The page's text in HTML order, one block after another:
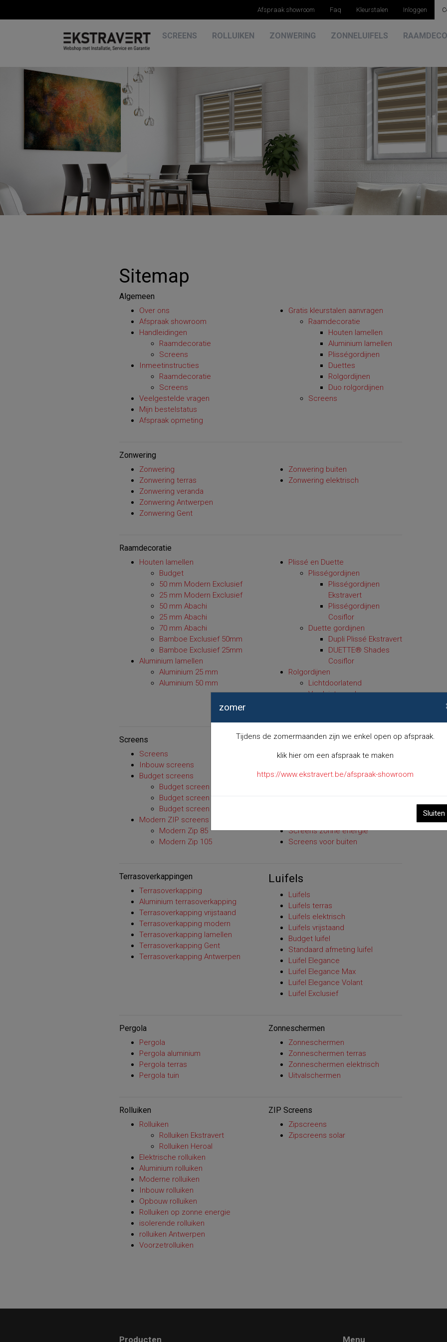
Afspraak showroom Faq Kleurstalen Inloggen
SCREENS ROLLUIKEN ZONWERING ZONNELUIFELS
Sitemap
Algemeen
Over ons
Afspraak showroom
Handleidingen
Raamdecoratie
Screens
Inmeetinstructies
Raamdecoratie
Screens
Veelgestelde vragen
Mijn bestelstatus
Afspraak opmeting
Gratis kleurstalen aanvragen
Raamdecoratie
Houten lamellen
Aluminium lamellen
Plisségordijnen
Duettes
Rolgordijnen
Duo rolgordijnen
Screens
Zonwering
Zonwering
Zonwering terras
Zonwering veranda
Zonwering Antwerpen
Zonwering Gent
Zonwering buiten
Zonwering elektrisch
Raamdecoratie
Houten lamellen
Budget
50 mm Modern Exclusief
25 mm Modern Exclusief
50 mm Abachi
25 mm Abachi
70 mm Abachi
Bamboe Exclusief 50mm
Bamboe Exclusief 25mm
Aluminium lamellen
Aluminium 25 mm
Aluminium 50 mm
Plissé en Duette
Plisségordijnen
Plisségordijnen
Ekstravert
Plisségordijnen
Cosiflor
Duette gordijnen
Dupli Plissé Ekstravert
DUETTE® Shades
Cosiflor
Rolgordijnen
Lichtdoorlatend
Verduisterend
Screens
Screens
Inbouw screens
Budget screens
Budget screen 95
Budget screen 105
Budget screen 125
Modern ZIP screens
Modern Zip 85
Modern Zip 105
Exclusief screens
Exclusief screen 130
Screens zonne energie
Screens voor buiten
Terrasoverkappingen
Terrasoverkapping
Aluminium terrasoverkapping
Terrasoverkapping vrijstaand
Terrasoverkapping modern
Terrasoverkapping lamellen
Terrasoverkapping Gent
Terrasoverkapping Antwerpen
Luifels
Luifels
Luifels terras
Luifels elektrisch
Luifels vrijstaand
Budget luifel
Standaard afmeting luifel
Luifel Elegance
Luifel Elegance Max
Luifel Elegance Volant
Luifel Exclusief
Pergola
Pergola
Pergola aluminium
Pergola terras
Pergola tuin
Zonneschermen
Zonneschermen
Zonneschermen terras
Zonneschermen elektrisch
Uitvalschermen
Rolluiken
Rolluiken
Rolluiken Ekstravert
Rolluiken Heroal
Elektrische rolluiken
Aluminium rolluiken
Moderne rolluiken
Inbouw rolluiken
Opbouw rolluiken
Rolluiken op zonne energie
isolerende rolluiken
rolluiken Antwerpen
Voorzetrolluiken
ZIP Screens
Zipscreens
Zipscreens solar
Producten Menu
zomer
Tijdens de zomermaanden zijn we enkel open op afspraak.
klik hier om een afspraak te maken
https://www.ekstravert.be/afspraak-showroom
Sluiten